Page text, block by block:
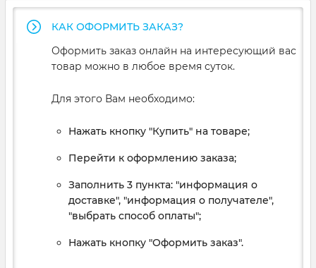
КАК ОФОРМИТЬ ЗАКАЗ?
Оформить заказ онлайн на интересующий вас
товар можно в любое время суток.
Для этого Вам необходимо:
Нажать кнопку "Купить" на товаре;
Перейти к оформлению заказа;
Заполнить 3 пункта: "информация о
доставке", "информация о получателе",
"выбрать способ оплаты";
Нажать кнопку "Оформить заказ".